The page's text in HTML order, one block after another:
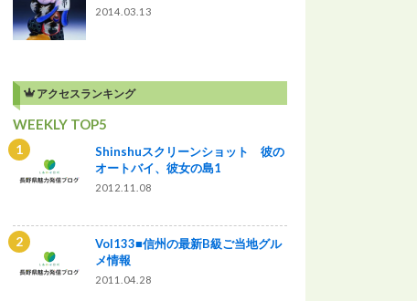
2014.03.13
アクセスランキング
WEEKLY TOP5
Shinshuスクリーンショット 彼の
オートバイ、彼女の島1
2012.11.08
Vol133■信州の最新B級ご当地グル
メ情報
2011.04.28